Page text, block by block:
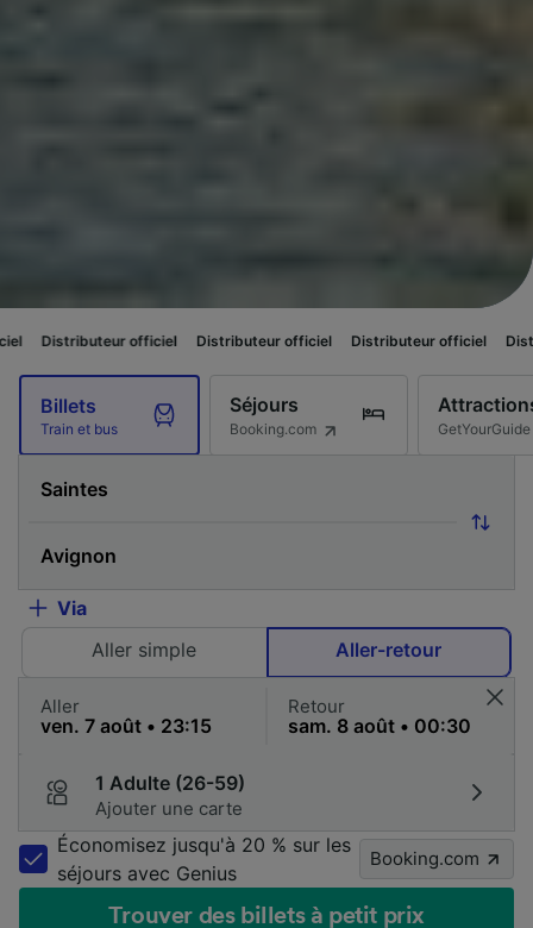
officiel Distributeur officiel Distributeur officiel Distributeur officiel
Billets
Train et bus
Séjours
Booking.com GetYourGuide
Via
Aller simple
Aller-retour
Aller Retour
1 Adulte (26-59)
Ajouter une carte
Économisez jusqu'à 20 % sur les
séjours avec Genius
Booking.com
Trouver des billets à petit prix